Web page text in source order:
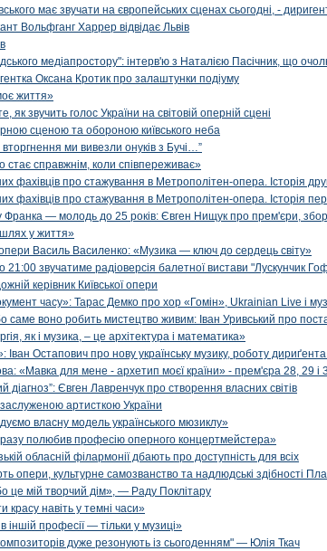
має звучати на європейських сценах сьогодні, -
Вольфганг Харрер відвідає Львів
медіапростору": інтерв'ю з Наталією Пасічник, що
Оксана Кротик про залаштунки подіуму
життя»
звучить голос України на світовій оперній сцені
сценою та обороною київського неба
ми вивезли онуків з Бучі…”
справжнім, коли співпереживає»
фахівців про стажування в Метрополітен-опера. Історія
фахівців про стажування в Метрополітен-опера. Історія
Франка — молодь до 25 років: Євген Нищук про прем'єри,
у життя»
опери Василь Василенко: «Музика — ключ до сердець світу»
21:00 звучатиме радіоверсія балетної вистави "Лускунчик
керівник Київської опери
часу»: Тарас Демко про хор «Гомін», Ukrainian Live і
саме воно робить мистецтво живим: Іван Уривський про
як і музика, – це архітектура і математика»
Остапович про нову українську музику, роботу дириґента
«Мавка для мене - архетип моєї країни» - прем'єра 28, 29 і
Євген Лавренчук про створення власних світів
артисткою України
власну модель українського мюзиклу»
полюбив професію оперного концертмейстера»
обласній філармонії дбають про доступність для всіх
культурне самозванство та надлюдські здібності
це мій творчий дім», — Раду Поклітару
красу навіть у темні часи»
професії — тільки у музиці»
дуже резонують із сьогоденням" — Юлія Ткач